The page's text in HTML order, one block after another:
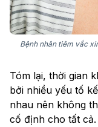
Bệnh nhân tiêm vắc
Tóm lại, thời gian
bởi nhiều yếu tố
nhau nên không
cố định cho tất